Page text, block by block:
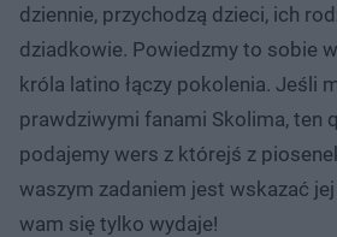
dziennie, przychodzą dzieci, ich
dziadkowie. Powiedzmy to sobie
króla latino łączy pokolenia. Jeśli
prawdziwymi fanami Skolima, ten
podajemy wers z którejś z
waszym zadaniem jest wskazać jej
wam się tylko wydaje!